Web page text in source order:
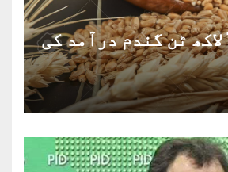
وفاق کی 10 لاکھ ٹن گندم درآمد کی